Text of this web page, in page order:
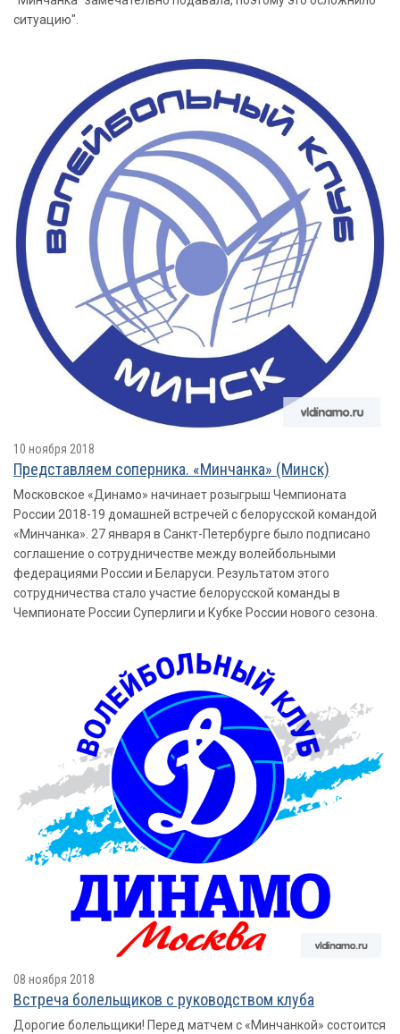
ситуацию".
10 ноября 2018
Представляем соперника. «Минчанка» (Минск)
Московское «Динамо» начинает розыгрыш Чемпионата
России 2018-19 домашней встречей с белорусской командой
«Минчанка». 27 января в Санкт-Петербурге было подписано
соглашение о сотрудничестве между волейбольными
федерациями России и Беларуси. Результатом этого
сотрудничества стало участие белорусской команды в
Чемпионате России Суперлиги и Кубке России нового сезона.
08 ноября 2018
Встреча болельщиков с руководством клуба
Дорогие болельщики! Перед матчем с «Минчанкой» состоится